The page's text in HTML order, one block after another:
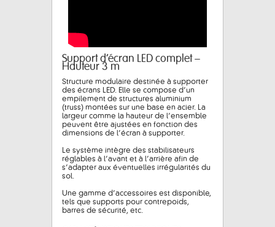
Support d’écran LED complet –
Hauteur 3 m
Structure modulaire destinée à supporter
des écrans LED. Elle se compose d’un
empilement de structures aluminium
(truss) montées sur une base en acier. La
largeur comme la hauteur de l’ensemble
peuvent être ajustées en fonction des
dimensions de l’écran à supporter.
Le système intègre des stabilisateurs
réglables à l’avant et à l’arrière afin de
s’adapter aux éventuelles irrégularités du
sol.
Une gamme d’accessoires est disponible,
tels que supports pour contrepoids,
barres de sécurité, etc.